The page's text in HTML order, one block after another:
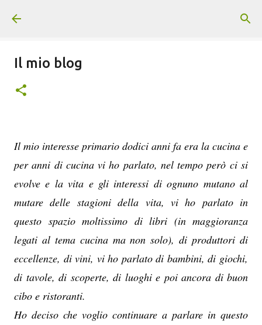
Il mio blog
Il mio interesse primario dodici anni fa era la cucina e
per anni di cucina vi ho parlato, nel tempo però ci si
evolve e la vita e gli interessi di ognuno mutano al
mutare delle stagioni della vita, vi ho parlato in
questo spazio moltissimo di libri (in maggioranza
legati al tema cucina ma non solo), di produttori di
eccellenze, di vini, vi ho parlato di bambini, di giochi,
di tavole, di scoperte, di luoghi e poi ancora di buon
cibo e ristoranti.
Ho deciso che voglio continuare a parlare in questo